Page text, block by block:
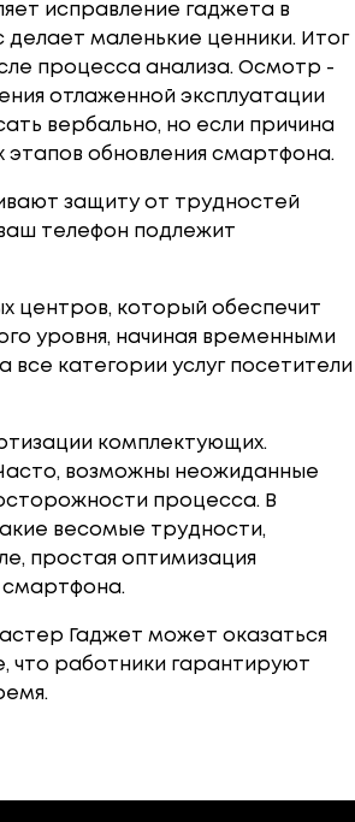
исправление гаджета в
делает маленькие ценники. Итог
процесса анализа. Осмотр -
отлаженной эксплуатации
вербально, но если причина
этапов обновления смартфона.
защиту от трудностей
телефон подлежит
центров, который обеспечит
уровня, начиная временными
все категории услуг посетители
комплектующих.
возможны неожиданные
процесса. В
весомые трудности,
простая оптимизация
смартфона.
Гаджет может оказаться
что работники гарантируют